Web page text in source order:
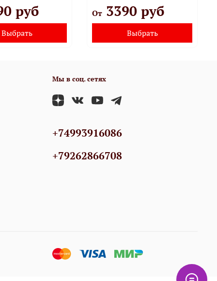
руб
Выбрать
От 3390 руб
Выбрать
Мы в соц. сетях
+74993916086
+79262866708